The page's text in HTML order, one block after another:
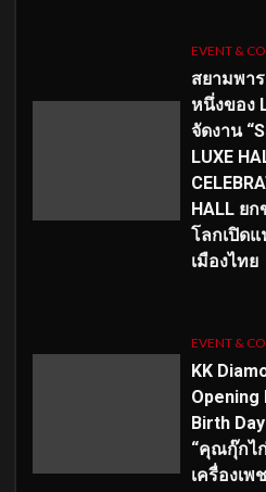
EVENT &
สยามพา
หนึ่งของ
จัดงาน
LUXE
HALL ย
โลกเปิด
เมืองไทย
EVENT &
KK
Opening
Birth
“คุณกุ๊กไ
เครื่องเ